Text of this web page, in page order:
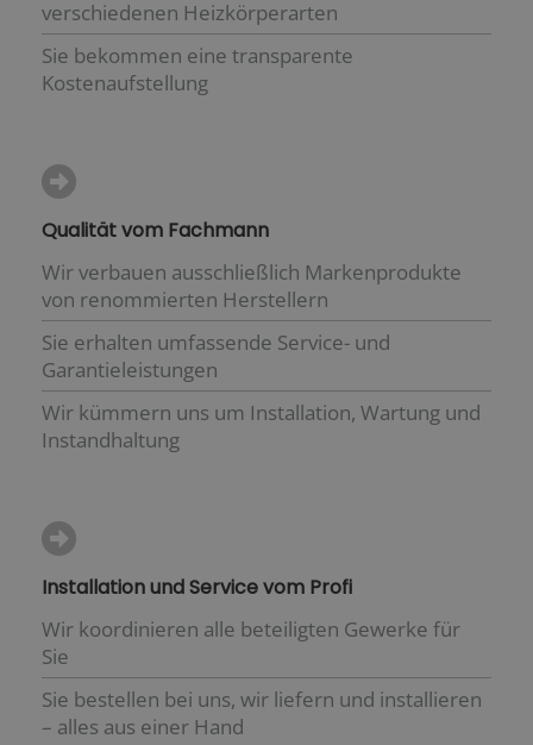
verschiedenen Heizkörperarten
Sie bekommen eine transparente
Kostenaufstellung
Qualität vom Fachmann
Wir verbauen ausschließlich Markenprodukte
von renommierten Herstellern
Sie erhalten umfassende Service- und
Garantieleistungen
Wir kümmern uns um Installation, Wartung und
Instandhaltung
Installation und Service vom Profi
Wir koordinieren alle beteiligten Gewerke für
Sie
Sie bestellen bei uns, wir liefern und installieren
– alles aus einer Hand